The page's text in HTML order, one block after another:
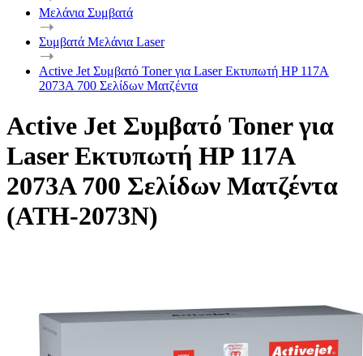
Μελάνια Συμβατά
Συμβατά Μελάνια Laser
Active Jet Συμβατό Toner για Laser Εκτυπωτή HP 117A
2073A 700 Σελίδων Ματζέντα
Active Jet Συμβατό Toner για
Laser Εκτυπωτή HP 117A
2073A 700 Σελίδων Ματζέντα
(ATH-2073N)